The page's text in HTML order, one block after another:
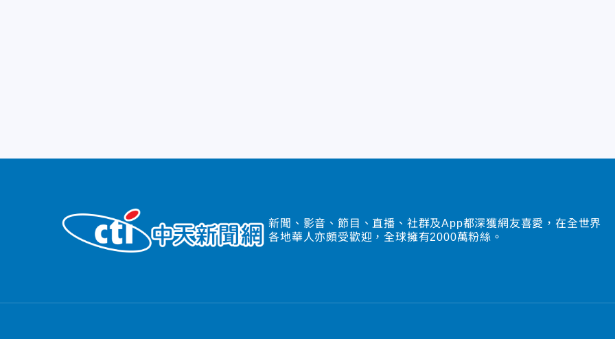
新聞、影音、節目、直播、社群及App都深獲網友喜愛，在全世界
各地華人亦頗受歡迎，全球擁有2000萬粉絲。